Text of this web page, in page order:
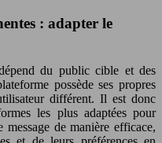
: adapter le
du public cible et des
possède ses propres
différent. Il est donc
les plus adaptées pour
de manière efficace,